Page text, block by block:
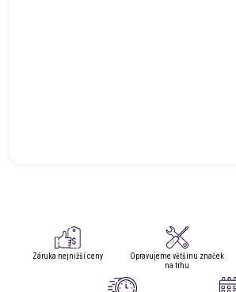
Záruka nejnižší ceny
Opravujeme většinu značek
na trhu